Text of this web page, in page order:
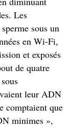
Les
sous un
en Wi-Fi,
et exposés
de quatre
leur ADN
comptaient que
minimes »,